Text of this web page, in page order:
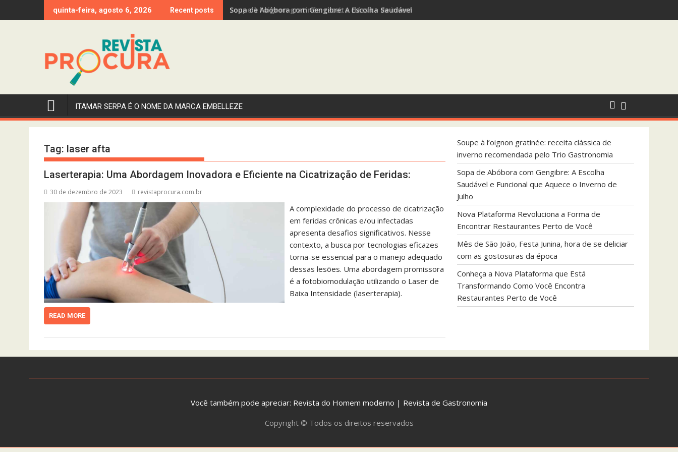
to
quinta-feira, agosto 6, 2026 Recent posts Sopa de Abóbora com Gengibre: A Escolha Saudável e Funcional que Aquece o Inverno de Julho
ITAMAR SERPA É O NOME DA MARCA EMBELLEZE
Tag: laser afta
Laserterapia: Uma Abordagem Inovadora e Eficiente na Cicatrização de Feridas:
30 de dezembro de 2023 revistaprocura.com.br
A complexidade do processo de cicatrização
em feridas crônicas e/ou infectadas
apresenta desafios significativos. Nesse
contexto, a busca por tecnologias eficazes
torna-se essencial para o manejo adequado
dessas lesões. Uma abordagem promissora
é a fotobiomodulação utilizando o Laser de
Baixa Intensidade (laserterapia).
READ MORE
Soupe à l’oignon gratinée: receita clássica de
inverno recomendada pelo Trio Gastronomia
Sopa de Abóbora com Gengibre: A Escolha
Saudável e Funcional que Aquece o Inverno de
Julho
Nova Plataforma Revoluciona a Forma de
Encontrar Restaurantes Perto de Você
Mês de São João, Festa Junina, hora de se deliciar
com as gostosuras da época
Conheça a Nova Plataforma que Está
Transformando Como Você Encontra
Restaurantes Perto de Você
Você também pode apreciar: Revista do Homem moderno | Revista de Gastronomia
Copyright © Todos os direitos reservados